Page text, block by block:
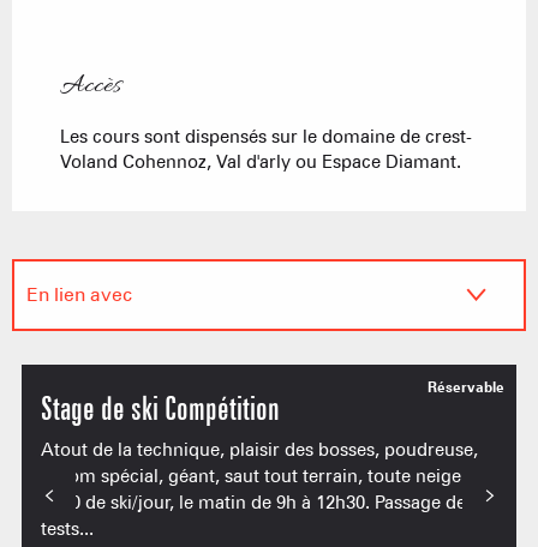
Accès
Accès
Les cours sont dispensés sur le domaine de crest-
Voland Cohennoz, Val d'arly ou Espace Diamant.
En lien avec
Est organisé dans le cadre de ...
Stage de ski Compétition
Atout de la technique, plaisir des bosses, poudreuse,
slalom spécial, géant, saut tout terrain, toute neige...
3h30 de ski/jour, le matin de 9h à 12h30. Passage des
tests...
Réservable